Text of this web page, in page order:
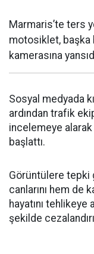
Marmaris’te ters
motosiklet,
kamerasına
Sosyal medyada
ardından trafik
incelemeye alarak
başlattı.
Görüntülere tepki
canlarını hem de
hayatını tehlikeye
şekilde